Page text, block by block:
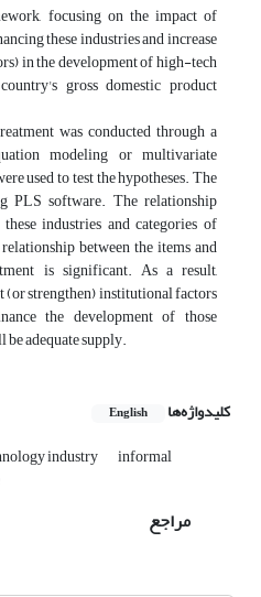
focusing on the impact of
these industries and increase
in the development of high-tech
gross domestic product
was conducted through a
modeling or multivariate
used to test the hypotheses. The
PLS software. The relationship
industries and categories of
between the items and
is significant. As a result,
(or strengthen) institutional factors
the development of those
adequate supply.
کلیدواژه‌ها English
industry informal
مراجع